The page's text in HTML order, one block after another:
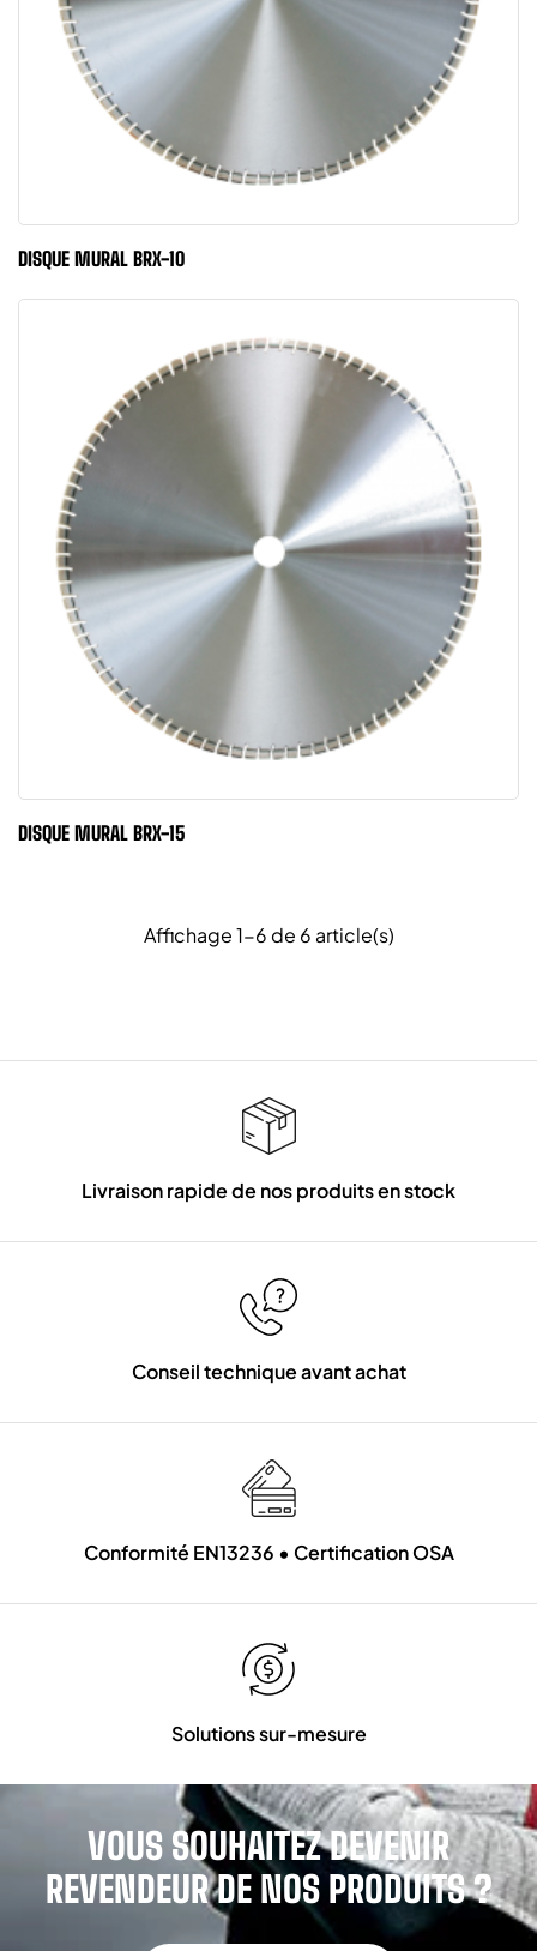
DISQUE MURAL BRX-10
DISQUE MURAL BRX-15
Affichage 1-6 de 6 article(s)
Livraison rapide de nos produits en stock
Conseil technique avant achat
Conformité EN13236 • Certification OSA
Solutions sur-mesure
VOUS SOUHAITEZ DEVENIR
REVENDEUR DE NOS PRODUITS ?